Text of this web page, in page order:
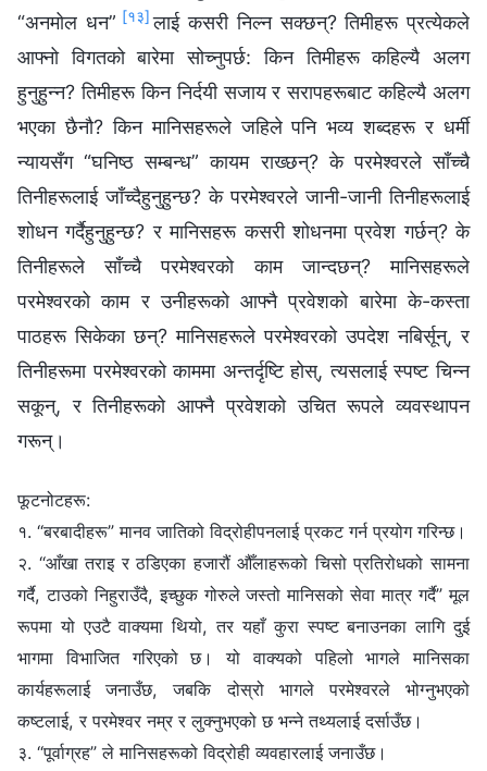
“अनमोल धन” [१३]लाई कसरी निल्न सक्छन्? तिमीहरू प्रत्येकले
आफ्नो विगतको बारेमा सोच्नुपर्छ: किन तिमीहरू कहिल्यै अलग
हुनुहुन्न? तिमीहरू किन निर्दयी सजाय र सरापहरूबाट कहिल्यै अलग
भएका छैनौ? किन मानिसहरूले जहिले पनि भव्य शब्दहरू र धर्मी
न्यायसँग “घनिष्ठ सम्‍बन्ध” कायम राख्छन्? के परमेश्‍वरले साँच्चै
तिनीहरूलाई जाँच्दैहुनुहुन्छ? के परमेश्‍वरले जानी-जानी तिनीहरूलाई
शोधन गर्दैहुनुहुन्छ? र मानिसहरू कसरी शोधनमा प्रवेश गर्छन्? के
तिनीहरूले साँच्चै परमेश्‍वरको काम जान्दछन्? मानिसहरूले
परमेश्‍वरको काम र उनीहरूको आफ्नै प्रवेशको बारेमा के-कस्ता
पाठहरू सिकेका छन्? मानिसहरूले परमेश्‍वरको उपदेश नबिर्सून्, र
तिनीहरूमा परमेश्‍वरको काममा अन्तर्दृष्टि होस्, त्यसलाई स्पष्ट चिन्न
सकून्, र तिनीहरूको आफ्नै प्रवेशको उचित रूपले व्यवस्थापन
गरून्।
फूटनोटहरू:
१. “बरबादीहरू” मानव जातिको विद्रोहीपनलाई प्रकट गर्न प्रयोग गरिन्छ।
२. “आँखा तराइ र ठडिएका हजारौं औँलाहरूको चिसो प्रतिरोधको सामना
गर्दै, टाउको निहुराउँदै, इच्छुक गोरुले जस्तो मानिसको सेवा मात्र गर्दै” मूल
रूपमा यो एउटै वाक्यमा थियो, तर यहाँ कुरा स्पष्ट बनाउनका लागि दुई
भागमा विभाजित गरिएको छ। यो वाक्यको पहिलो भागले मानिसका
कार्यहरूलाई जनाउँछ, जबकि दोस्रो भागले परमेश्‍वरले भोग्नुभएको
कष्टलाई, र परमेश्‍वर नम्र र लुक्‍नुभएको छ भन्‍ने तथ्यलाई दर्साउँछ।
३. “पूर्वाग्रह” ले मानिसहरूको विद्रोही व्यवहारलाई जनाउँछ।